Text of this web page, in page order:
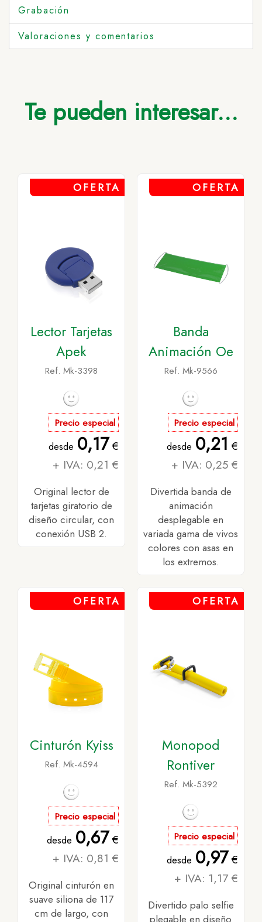
Grabación
Valoraciones y comentarios
Te pueden interesar...
OFERTA
Lector Tarjetas
Apek
Ref. Mk-3398
Precio especial
desde 0,17 €
+ IVA: 0,21 €
Original lector de
tarjetas giratorio de
diseño circular, con
conexión USB 2.
OFERTA
Banda
Animación Oe
Ref. Mk-9566
Precio especial
desde 0,21 €
+ IVA: 0,25 €
Divertida banda de
animación
desplegable en
variada gama de vivos
colores con asas en
los extremos.
OFERTA
Cinturón Kyiss
Ref. Mk-4594
Precio especial
desde 0,67 €
+ IVA: 0,81 €
Original cinturón en
suave siliona de 117
cm de largo, con
OFERTA
Monopod
Rontiver
Ref. Mk-5392
Precio especial
desde 0,97 €
+ IVA: 1,17 €
Divertido palo selfie